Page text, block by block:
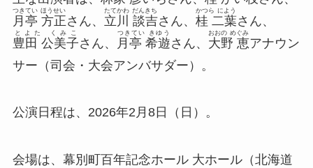
月亭 方正
つきてい ほうせい
さん、 立川 談吉
たてかわ だんきち
さん、 桂 二葉
かつら によう
さん、
豊田 公美子
とよた くみこ
さん、 月亭 希遊
つきてい きゆう
さん、 大野 恵
おおの めぐみ
アナウン
サー（司会・大会アンバサダー）。
公演日程は、2026年2月8日（日）。
会場は、幕別町百年記念ホール 大ホール（北海道